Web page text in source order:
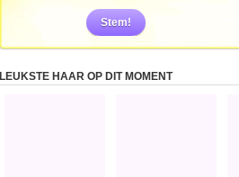
Stem!
LEUKSTE HAAR OP DIT MOMENT